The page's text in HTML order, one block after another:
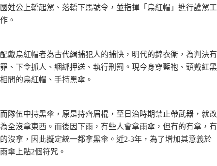
國姓公上轎起駕、落轎下馬號令，並指揮「烏紅帽」進行護駕工
作。
配戴烏紅帽者為古代緝捕犯人的捕快，明代的錦衣衛，為判決有
罪、下令抓人、綑綁押送、執行刑罰。現今身穿藍袍、頭戴紅黑
相間的烏紅帽、手持黑傘。
而隊伍中持黑傘，原是持齊眉棍，至日治時期禁止帶武器，就改
為全沒拿東西。而後因下雨，有些人會拿雨傘，但有的有拿，有
的沒拿，因此擬定統一都拿黑傘。近2-3年，為了增加其意義於
雨傘上貼2個符咒。